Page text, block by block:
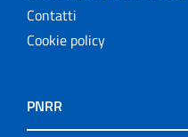
Contatti
Cookie policy
PNRR